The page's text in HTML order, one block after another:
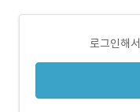
로그인해